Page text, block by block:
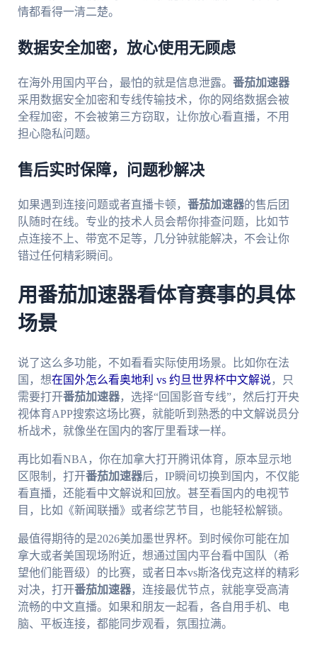
情都看得一清二楚。
数据安全加密，放心使用无顾虑
在海外用国内平台，最怕的就是信息泄露。 番茄加速器
采用数据安全加密和专线传输技术，你的网络数据会被
全程加密，不会被第三方窃取，让你放心看直播，不用
担心隐私问题。
售后实时保障，问题秒解决
如果遇到连接问题或者直播卡顿， 番茄加速器的售后团
队随时在线。专业的技术人员会帮你排查问题，比如节
点连接不上、带宽不足等，几分钟就能解决，不会让你
错过任何精彩瞬间。
用番茄加速器看体育赛事的具体
场景
说了这么多功能，不如看看实际使用场景。比如你在法
国，想在国外怎么看奥地利 vs 约旦世界杯中文解说，只
需要打开番茄加速器，选择“回国影音专线”，然后打开央
视体育APP搜索这场比赛，就能听到熟悉的中文解说员分
析战术，就像坐在国内的客厅里看球一样。
再比如看NBA，你在加拿大打开腾讯体育，原本显示地
区限制，打开番茄加速器后，IP瞬间切换到国内，不仅能
看直播，还能看中文解说和回放。甚至看国内的电视节
目，比如《新闻联播》或者综艺节目，也能轻松解锁。
最值得期待的是2026美加墨世界杯。到时候你可能在加
拿大或者美国现场附近，想通过国内平台看中国队（希
望他们能晋级）的比赛，或者日本vs斯洛伐克这样的精彩
对决，打开番茄加速器，连接最优节点，就能享受高清
流畅的中文直播。如果和朋友一起看，各自用手机、电
脑、平板连接，都能同步观看，氛围拉满。